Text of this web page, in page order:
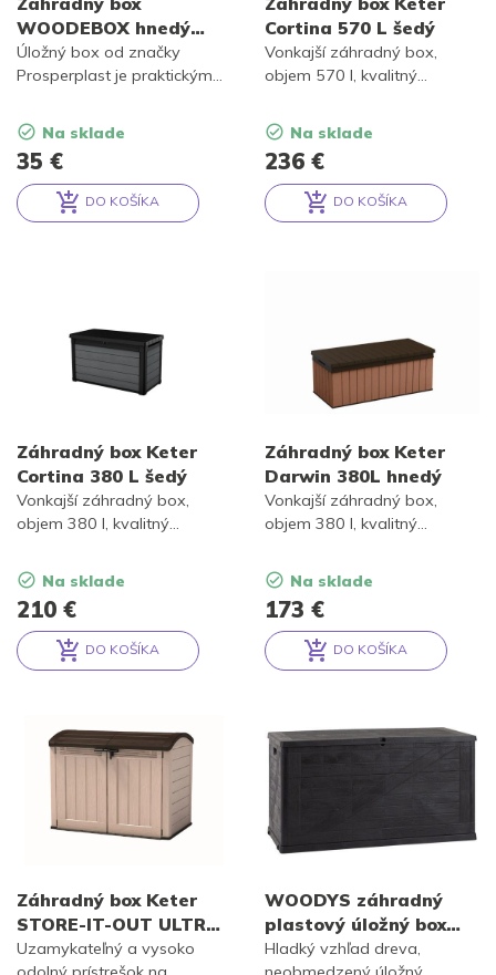
WOODEBOX hnedý
190L
35 €
Úložný box od značky
Prosperplast je praktickým
priestorov.
Na sklade
DO KOŠÍKA
Cortina 570 L šedý
236 €
Vonkajší záhradný box,
objem 570 l, kvalitný
voči poveternostným
vplyvom, vode a UV žiareniu,
bezpečné otváranie veka
vďaka hydraulickému
piestovému systému, po
Na sklade
DO KOŠÍKA
Záhradný box Keter
Cortina 380 L šedý
210 €
Vonkajší záhradný box,
objem 380 l, kvalitný
voči poveternostným
vplyvom, vode a UV žiareniu,
bezpečné otváranie veka
vďaka hydraulickému
piestovému systému, po
Na sklade
DO KOŠÍKA
Záhradný box Keter
Darwin 380L hnedý
173 €
Vonkajší záhradný box,
objem 380 l, kvalitný
voči poveternostným
vplyvom, vode a UV žiareniu,
bezpečné otváranie veka
vďaka hydraulickému
piestovému systému, po
Na sklade
DO KOŠÍKA
Záhradný box Keter
STORE-IT-OUT ULTRA
CRT béžový / hnedý
Uzamykateľný a vysoko
WOODYS záhradný
plastový úložný box
420 L – grafit
Hladký vzhľad dreva,